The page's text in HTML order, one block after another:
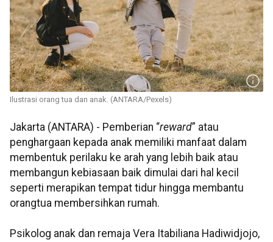
Ilustrasi orang tua dan anak. (ANTARA/Pexels)
Jakarta (ANTARA) - Pemberian “reward” atau
penghargaan kepada anak memiliki manfaat dalam
membentuk perilaku ke arah yang lebih baik atau
membangun kebiasaan baik dimulai dari hal kecil
seperti merapikan tempat tidur hingga membantu
orangtua membersihkan rumah.
Psikolog anak dan remaja Vera Itabiliana Hadiwidjojo,